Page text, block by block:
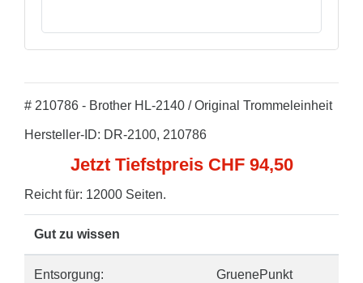
# 210786 - Brother HL-2140 / Original Trommeleinheit
Hersteller-ID: DR-2100, 210786
Jetzt Tiefstpreis CHF 94,50
Reicht für: 12000 Seiten.
Gut zu wissen
Entsorgung: GruenePunkt